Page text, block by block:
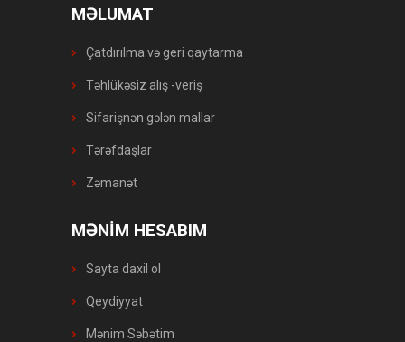
MƏLUMAT
Çatdırılma və geri qaytarma
Təhlükəsiz alış -veriş
Sifarişnən gələn mallar
Tərəfdaşlar
Zəmanət
MƏNİM HESABIM
Sayta daxil ol
Qeydiyyat
Mənim Səbətim